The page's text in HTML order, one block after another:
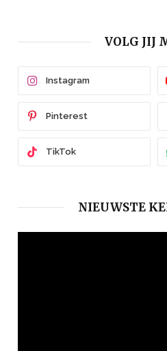
VOLG JIJ
Instagram
Pinterest
TikTok
NIEUWSTE